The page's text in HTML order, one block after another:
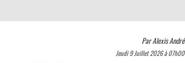
ParAlexis André
Jeudi 9 Juillet 2026 à 07h00